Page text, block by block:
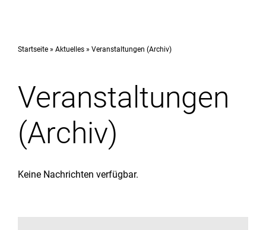
Hochschule
Studium
Institute
Forschung
Startseite Aktuelles Veranstaltungen (Archiv)
Veranstaltungen
(Archiv)
Keine Nachrichten verfügbar.